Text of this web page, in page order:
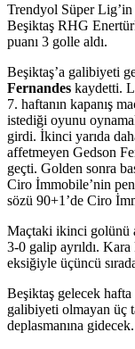
Trendyol Süper
Beşiktaş RHG
puanı 3 golle aldı.
Beşiktaş’a galibiyeti
Fernandes kaydetti.
7. haftanın kapanış
istediği oyunu
girdi. İkinci yarıda
affetmeyen Gedson
geçti. Golden sonra
Ciro İmmobile’nin
sözü 90+1’de Ciro
Maçtaki ikinci golünü
3-0 galip ayrıldı.
eksiğiyle üçüncü
Beşiktaş gelecek
galibiyeti olmayan üç
deplasmanına gidecek.